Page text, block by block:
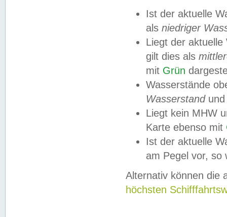
Ist der aktuelle
als niedriger
Liegt der
gilt dies als
mit Grün
Wasserstände
Wasserstandund
Liegt kein MHW
Karte ebenso mit
Ist der aktuelle
am Pegel vor,
Alternativ können die
höchsten